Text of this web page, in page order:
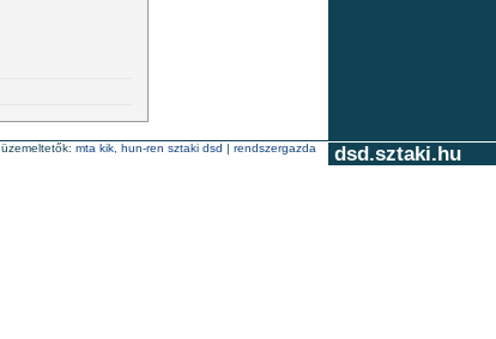
dsd.sztaki.hu
üzemeltetők: mta kik hun-ren sztaki dsd | rendszergazda